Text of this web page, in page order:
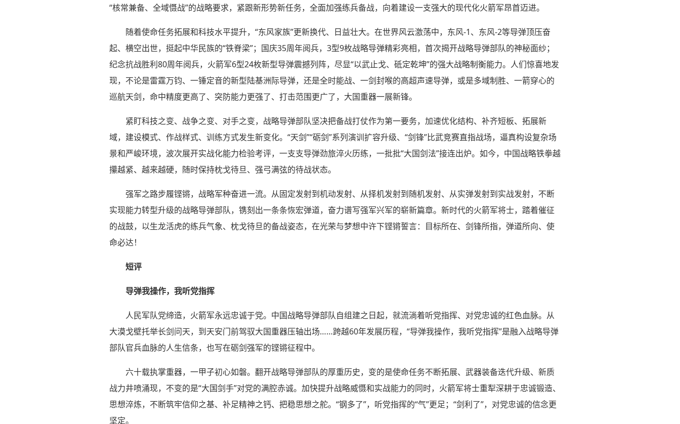
“核常兼备、全域慑战”的战略要求，紧跟新形势新任务，全面加强练兵备战，向着建设一支强大的现代化火箭军昂首迈进。
随着使命任务拓展和科技水平提升，“东风家族”更新换代、日益壮大。在世界风云激荡中，东风-1、东风-2等导弹顶压奋
起、横空出世，挺起中华民族的“铁脊梁”；国庆35周年阅兵，3型9枚战略导弹精彩亮相，首次揭开战略导弹部队的神秘面纱；
纪念抗战胜利80周年阅兵，火箭军6型24枚新型导弹震撼列阵，尽显“以武止戈、砥定乾坤”的强大战略制衡能力。人们惊喜地发
现，不论是雷霆万钧、一锤定音的新型陆基洲际导弹，还是全时能战、一剑封喉的高超声速导弹，或是多域制胜、一箭穿心的
巡航天剑，命中精度更高了、突防能力更强了、打击范围更广了，大国重器一展新锋。
紧盯科技之变、战争之变、对手之变，战略导弹部队坚决把备战打仗作为第一要务，加速优化结构、补齐短板、拓展新
域，建设模式、作战样式、训练方式发生新变化。“天剑”“砺剑”系列演训扩容升级、“剑锋”比武竞赛直指战场，逼真构设复杂场
景和严峻环境，波次展开实战化能力检验考评，一支支导弹劲旅淬火历练，一批批“大国剑法”接连出炉。如今，中国战略铁拳越
攥越紧、越来越硬，随时保持枕戈待旦、强弓满弦的待战状态。
强军之路步履铿锵，战略军种奋进一流。从固定发射到机动发射、从择机发射到随机发射、从实弹发射到实战发射，不断
实现能力转型升级的战略导弹部队，镌刻出一条条恢宏弹道，奋力谱写强军兴军的崭新篇章。新时代的火箭军将士，踏着催征
的战鼓，以生龙活虎的练兵气象、枕戈待旦的备战姿态，在光荣与梦想中许下铿锵誓言：目标所在、剑锋所指，弹道所向、使
命必达！
短评
导弹我操作，我听党指挥
人民军队党缔造，火箭军永远忠诚于党。中国战略导弹部队自组建之日起，就流淌着听党指挥、对党忠诚的红色血脉。从
大漠戈壁托举长剑问天，到天安门前驾驭大国重器压轴出场……跨越60年发展历程，“导弹我操作，我听党指挥”是融入战略导弹
部队官兵血脉的人生信条，也写在砺剑强军的铿锵征程中。
六十载执掌重器，一甲子初心如磐。翻开战略导弹部队的厚重历史，变的是使命任务不断拓展、武器装备迭代升级、新质
战力井喷涌现，不变的是“大国剑手”对党的满腔赤诚。加快提升战略威慑和实战能力的同时，火箭军将士重犁深耕于忠诚锻造、
思想淬炼，不断筑牢信仰之基、补足精神之钙、把稳思想之舵。“钢多了”，听党指挥的“气”更足；“剑利了”，对党忠诚的信念更
坚定。